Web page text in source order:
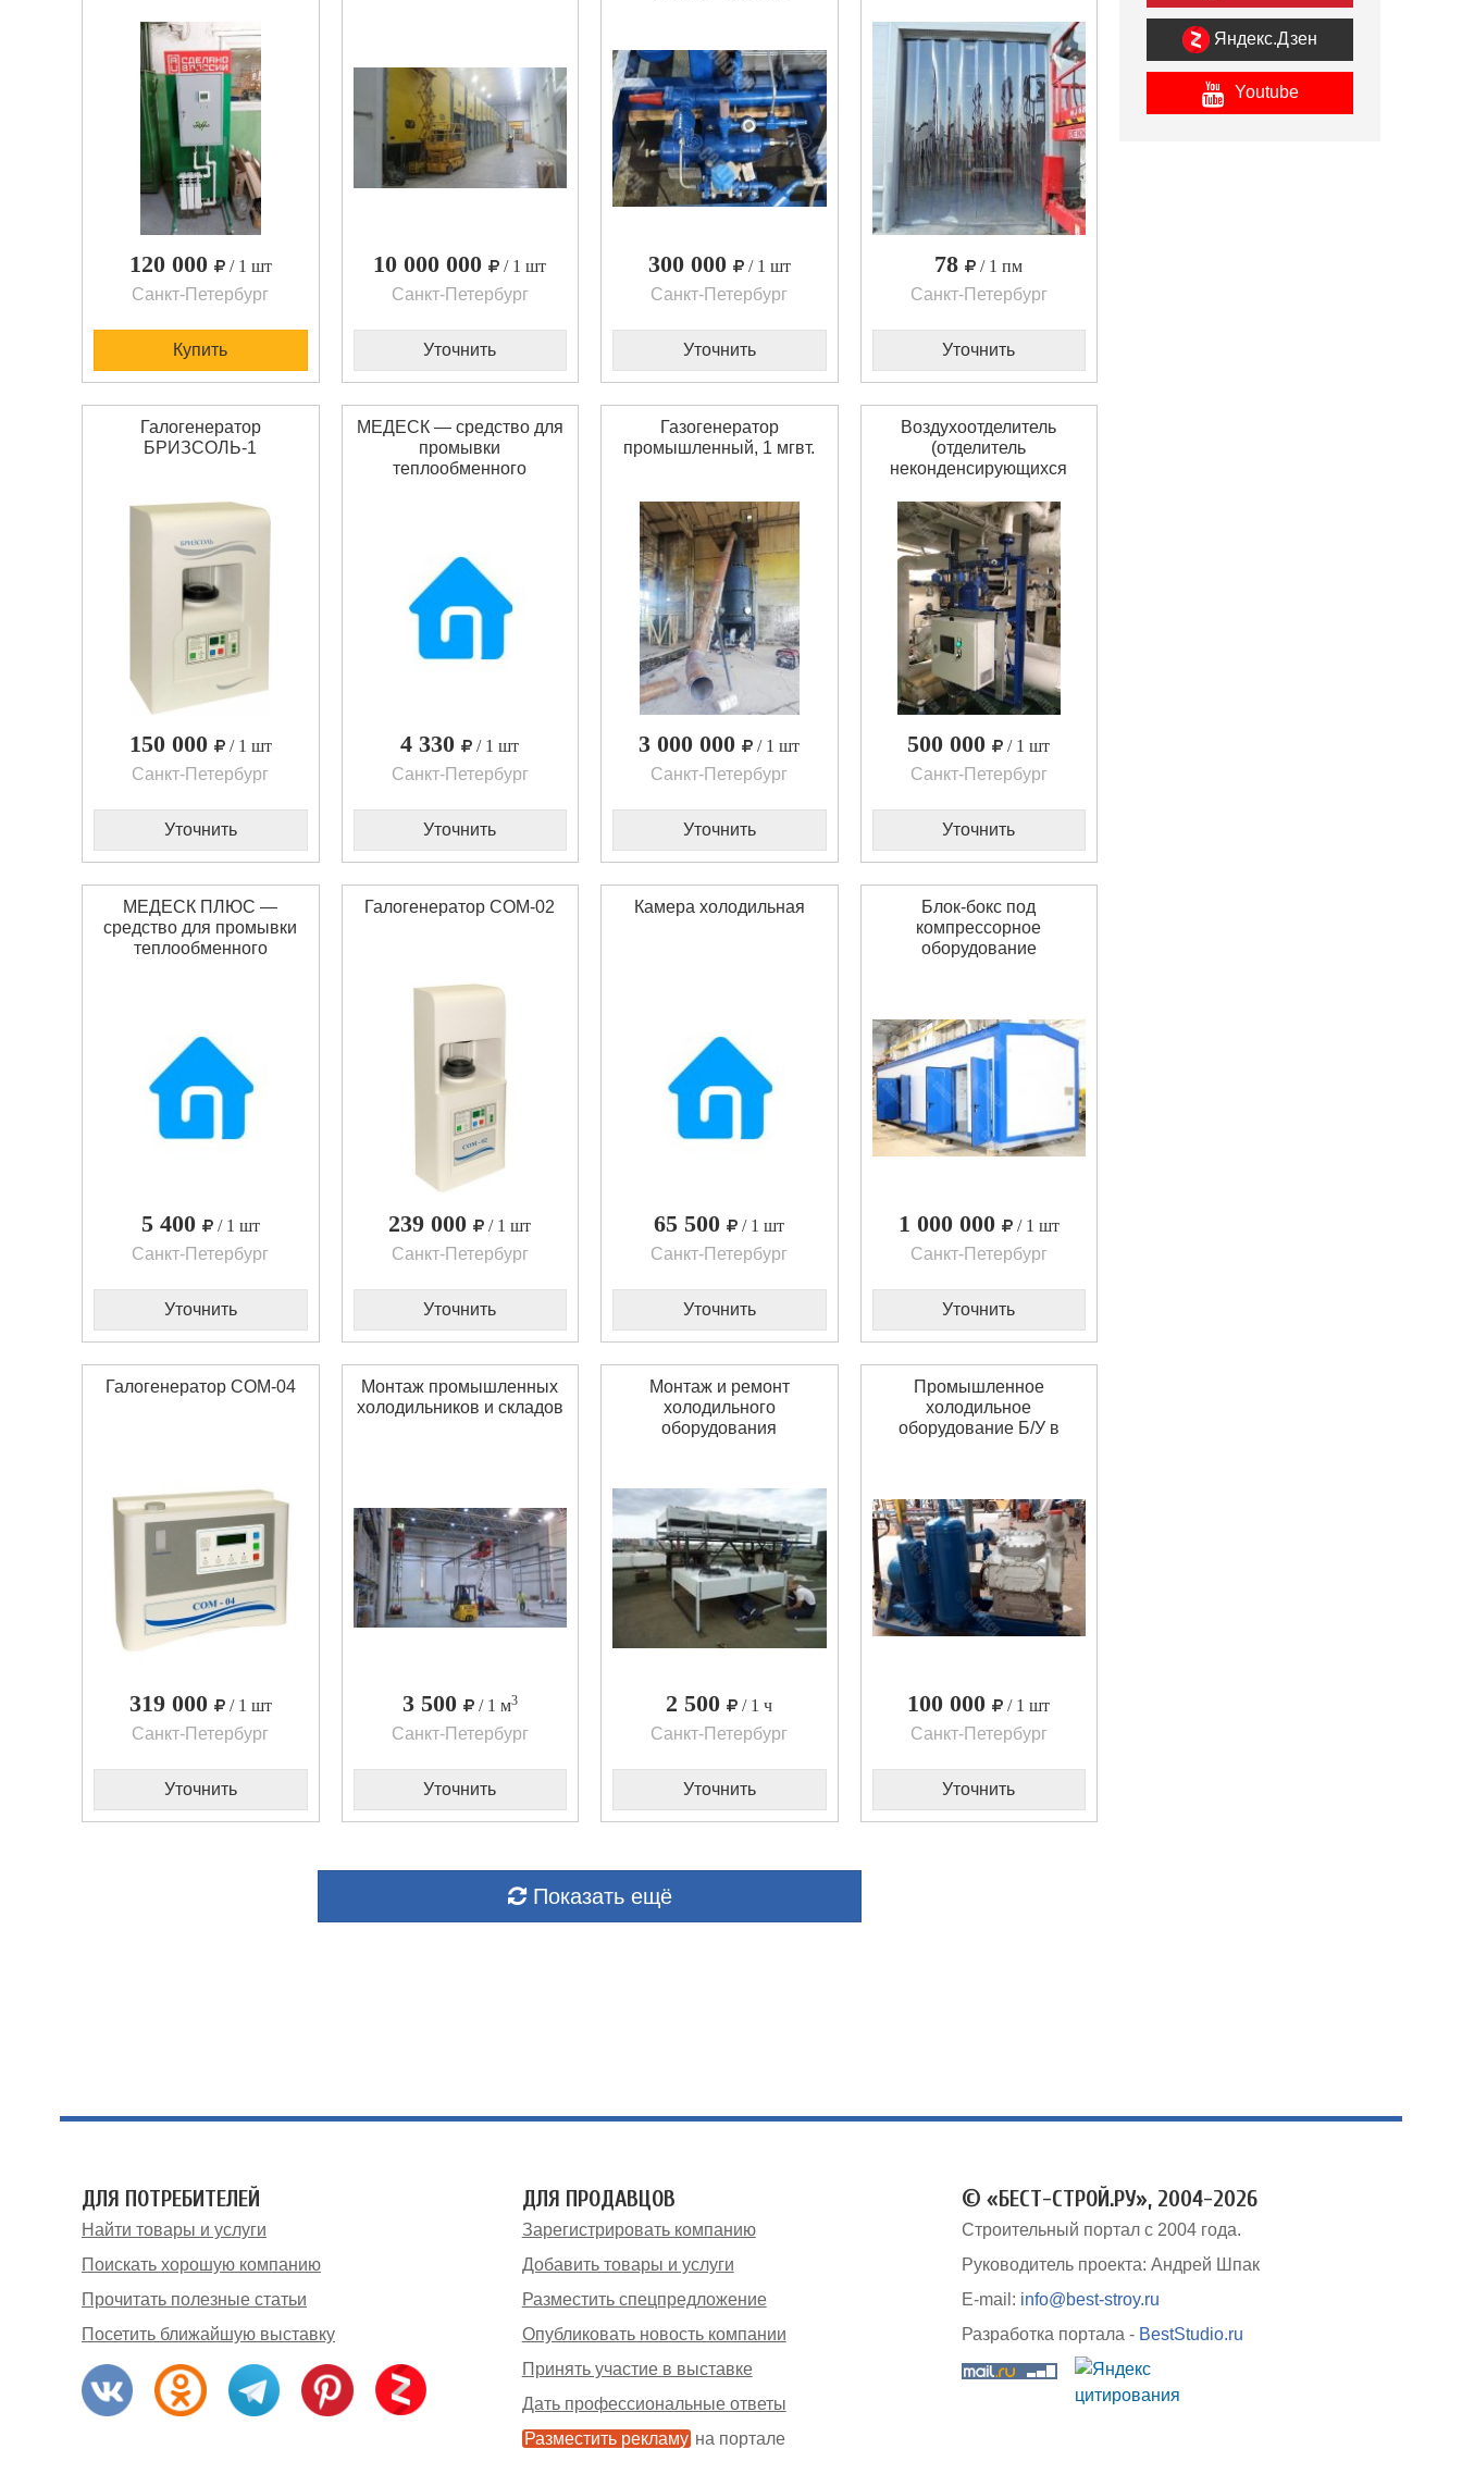
120 000
/ 1 шт
Санкт-Петербург
Купить
10 000 000
/ 1 шт
Санкт-Петербург
Уточнить
300 000
/ 1 шт
Санкт-Петербург
Уточнить
78
/ 1 пм
Санкт-Петербург
Уточнить
Галогенератор
БРИЗСОЛЬ-1
150 000
/ 1 шт
Санкт-Петербург
Уточнить
МЕДЕСК — средство для
промывки
теплообменного
4 330
/ 1 шт
Санкт-Петербург
Уточнить
Газогенератор
промышленный, 1 мгвт.
3 000 000
/ 1 шт
Санкт-Петербург
Уточнить
Воздухоотделитель
(отделитель
неконденсирующихся
500 000
/ 1 шт
Санкт-Петербург
Уточнить
МЕДЕСК ПЛЮС —
средство для промывки
теплообменного
5 400
/ 1 шт
Санкт-Петербург
Уточнить
Галогенератор СОМ-02
239 000
/ 1 шт
Санкт-Петербург
Уточнить
Камера холодильная
65 500
/ 1 шт
Санкт-Петербург
Уточнить
Блок-бокс под
компрессорное
оборудование
1 000 000
/ 1 шт
Санкт-Петербург
Уточнить
Галогенератор СОМ-04
319 000
/ 1 шт
Санкт-Петербург
Уточнить
Монтаж промышленных
холодильников и складов
3 500 / 1 м3
Санкт-Петербург
Уточнить
Монтаж и ремонт
холодильного
оборудования
2 500
/ 1 ч
Санкт-Петербург
Уточнить
Промышленное
холодильное
оборудование Б/У в
100 000
/ 1 шт
Санкт-Петербург
Уточнить
Показать ещё
Яндекс.Дзен
Youtube
ДЛЯ ПОТРЕБИТЕЛЕЙ
Найти товары и услуги
Поискать хорошую компанию
Прочитать полезные статьи
Посетить ближайшую выставку
ДЛЯ ПРОДАВЦОВ
Зарегистрировать компанию
Добавить товары и услуги
Разместить спецпредложение
Опубликовать новость компании
Принять участие в выставке
Дать профессиональные ответы
Разместить рекламу на портале
© «БЕСТ-СТРОЙ.РУ», 2004-2026
Строительный портал с 2004 года.
Руководитель проекта: Андрей Шпак
E-mail: info@best-stroy.ru
Разработка портала - BestStudio.ru